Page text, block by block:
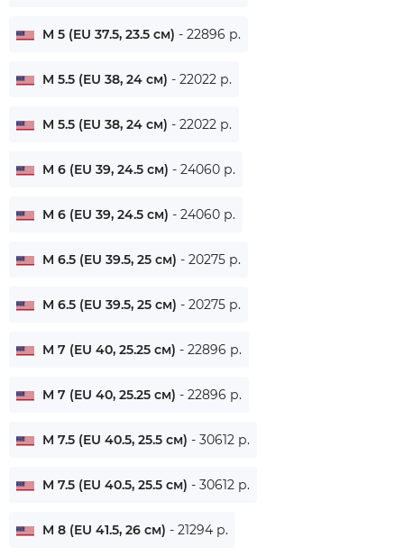
M 5 (EU 37.5, 23.5 см) - 22896 р.
M 5.5 (EU 38, 24 см) - 22022 р.
M 5.5 (EU 38, 24 см) - 22022 р.
M 6 (EU 39, 24.5 см) - 24060 р.
M 6 (EU 39, 24.5 см) - 24060 р.
M 6.5 (EU 39.5, 25 см) - 20275 р.
M 6.5 (EU 39.5, 25 см) - 20275 р.
M 7 (EU 40, 25.25 см) - 22896 р.
M 7 (EU 40, 25.25 см) - 22896 р.
M 7.5 (EU 40.5, 25.5 см) - 30612 р.
M 7.5 (EU 40.5, 25.5 см) - 30612 р.
M 8 (EU 41.5, 26 см) - 21294 р.